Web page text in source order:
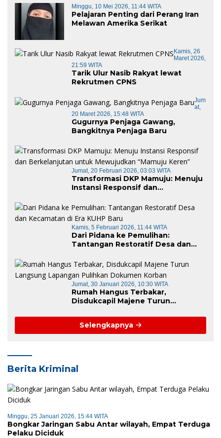
Minggu, 10 Mei 2026, 11:44 WITA
Pelajaran Penting dari Perang Iran
Melawan Amerika Serikat
Kamis, 26
Maret 2026,
21:59 WITA
Tarik Ulur Nasib Rakyat lewat
Rekrutmen CPNS
Jum
At,
20 Maret 2026, 15:48 WITA
Gugurnya Penjaga Gawang,
Bangkitnya Penjaga Baru
Jumat, 20 Februari 2026, 03:03 WITA
Transformasi DKP Mamuju: Menuju
Instansi Responsif dan
“Mamuju Keren”
Kamis, 5 Februari 2026, 11:44 WITA
Dari Pidana ke Pemulihan:
Tantangan Restoratif Desa dan
Jumat, 30 Januari 2026, 10:30 WITA
Rumah Hangus Terbakar,
Disdukcapil Majene Turun
Dokumen Korban
Selengkapnya
Berita Kriminal
Minggu, 25 Januari 2026, 15:44 WITA
Bongkar Jaringan Sabu Antar wilayah, Empat Terduga
Pelaku Diciduk